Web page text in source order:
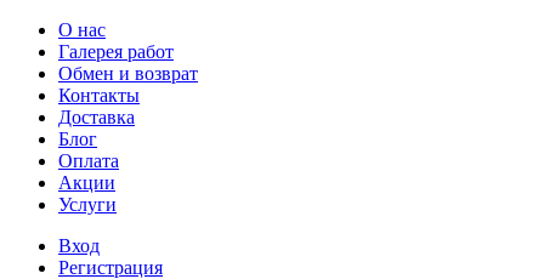
О нас
Галерея работ
Обмен и возврат
Контакты
Доставка
Блог
Оплата
Акции
Услуги
Вход
Регистрация